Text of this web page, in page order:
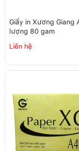
Giấy in Xương Giang
lượng 80 gam
Liên hệ